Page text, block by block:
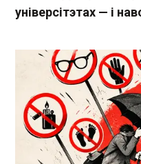
універсітэтах — і